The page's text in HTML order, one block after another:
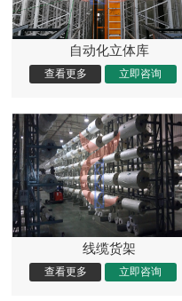
自动化立体库
线缆货架